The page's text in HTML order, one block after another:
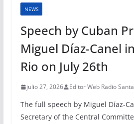
NEWS
Speech by Cuban
Miguel Díaz-Canel
Rio on July 26th
julio 27, 2026 Editor Web Radio
The full speech by Miguel Díaz-
Secretary of the Central